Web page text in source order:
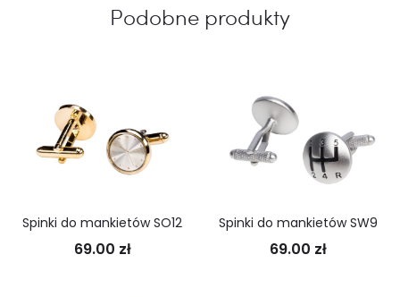
Podobne produkty
Spinki do mankietów SO12
69.00 zł
Spinki do mankietów SW9
69.00 zł